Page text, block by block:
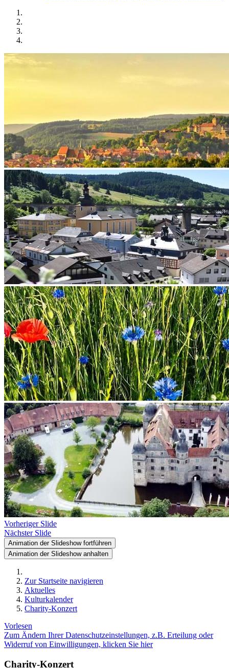
Vorheriger Slide
Nächster Slide
Animation der Slideshow fortführen
Animation der Slideshow anhalten
Zur Startseite navigieren
Aktuelles
Kulturkalender
Charity-Konzert
Vorlesen
Zum Ändern Ihrer Datenschutzeinstellungen, z.B. Erteilung oder
Widerruf von Einwilligungen, klicken Sie hier
Charity-Konzert